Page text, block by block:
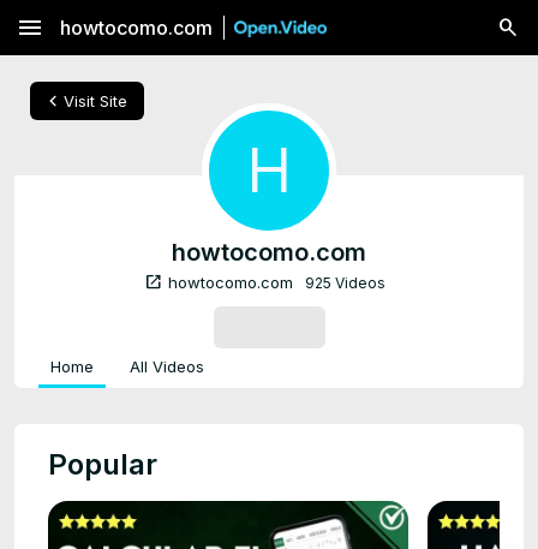
menu howtocomo.com
chevron_left Visit Site
H
howtocomo.com
open_in_new howtocomo.com 925 Videos
Home All Videos
Popular